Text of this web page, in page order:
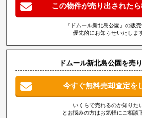
この物件が売り出されたら
『ドムール新北島公園』の販
優先的にお知らせいたします
ドムール新北島公園を売
今すぐ無料売却査定を
いくらで売れるのか知りたい
とお悩みの方はお気軽にご相談